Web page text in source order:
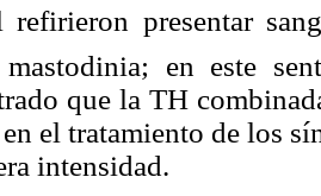
refirieron presentar
en este
que la TH
el tratamiento de los
intensidad.